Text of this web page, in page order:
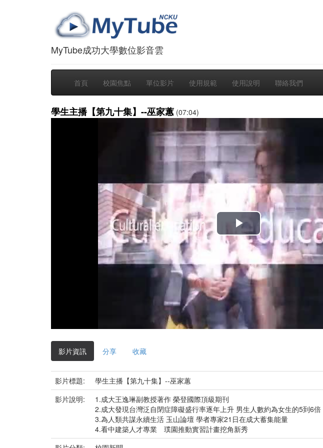
MyTube成功大學數位影音雲
首頁 校園焦點 單位影片 使用規範 使用說明 聯絡我們
學生主播【第九十集】--巫家蕙 (07:04)
播
放
影
片
影片資訊 分享 收藏
影片標題:
學生主播【第九十集】--巫家蕙
影片說明:
1.成大王逸琳副教授著作 榮登國際頂級期刊
2.成大發現台灣泛自閉症障礙盛行率逐年上升 男生人數約為女生的5到6倍
3.為人類共謀永續生活 玉山論壇 學者專家21日在成大蓄集能量
4.看中建築人才專業 璞園推動實習計畫挖角新秀